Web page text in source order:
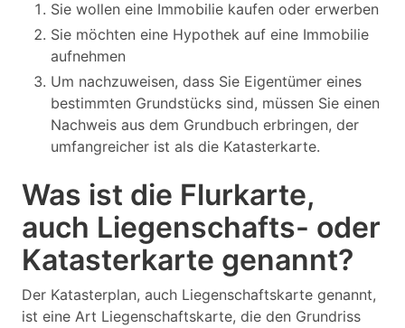
Sie wollen eine Immobilie kaufen oder erwerben
Sie möchten eine Hypothek auf eine Immobilie
aufnehmen
Um nachzuweisen, dass Sie Eigentümer eines
bestimmten Grundstücks sind, müssen Sie einen
Nachweis aus dem Grundbuch erbringen, der
umfangreicher ist als die Katasterkarte.
Was ist die Flurkarte,
auch Liegenschafts- oder
Katasterkarte genannt?
Der Katasterplan, auch Liegenschaftskarte genannt,
ist eine Art Liegenschaftskarte, die den Grundriss